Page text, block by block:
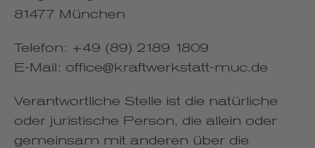
81477 München
Telefon: +49 (89) 2189 1809
E-Mail: office@kraftwerkstatt-muc.de
Verantwortliche Stelle ist die natürliche
oder juristische Person, die allein oder
gemeinsam mit anderen über die